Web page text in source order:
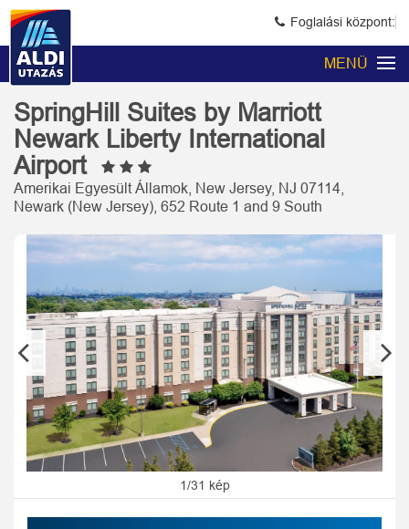
Foglalási központ:
MENÜ
SpringHill Suites by Marriott
Newark Liberty International
Airport
Amerikai Egyesült Államok, New Jersey, NJ 07114,
Newark (New Jersey), 652 Route 1 and 9 South
Previous
1/31 kép
Next